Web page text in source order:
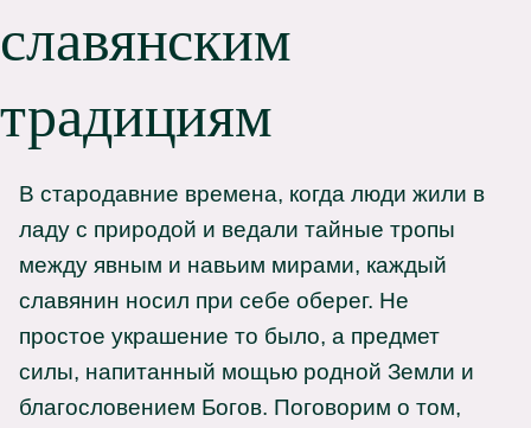
славянским
традициям
В стародавние времена, когда люди жили в
ладу с природой и ведали тайные тропы
между явным и навьим мирами, каждый
славянин носил при себе оберег. Не
простое украшение то было, а предмет
силы, напитанный мощью родной Земли и
благословением Богов. Поговорим о том,